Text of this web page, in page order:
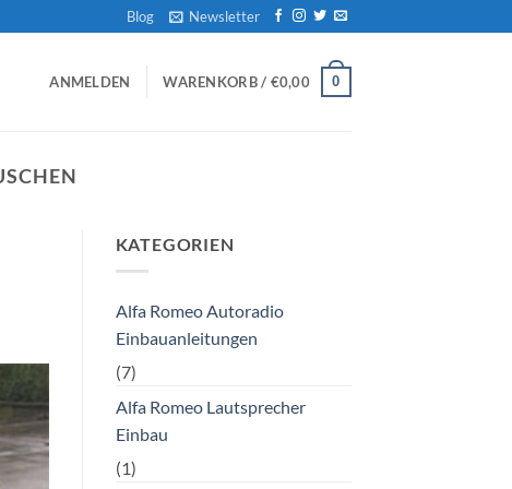
Blog Newsletter
ANMELDEN WARENKORB / €0,00 0
KATEGORIEN
Alfa Romeo Autoradio
Einbauanleitungen
(7)
Alfa Romeo Lautsprecher
Einbau
(1)